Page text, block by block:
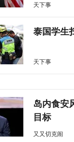
天下事
泰国学生
天下事
岛内食安
目标
又又切克闹